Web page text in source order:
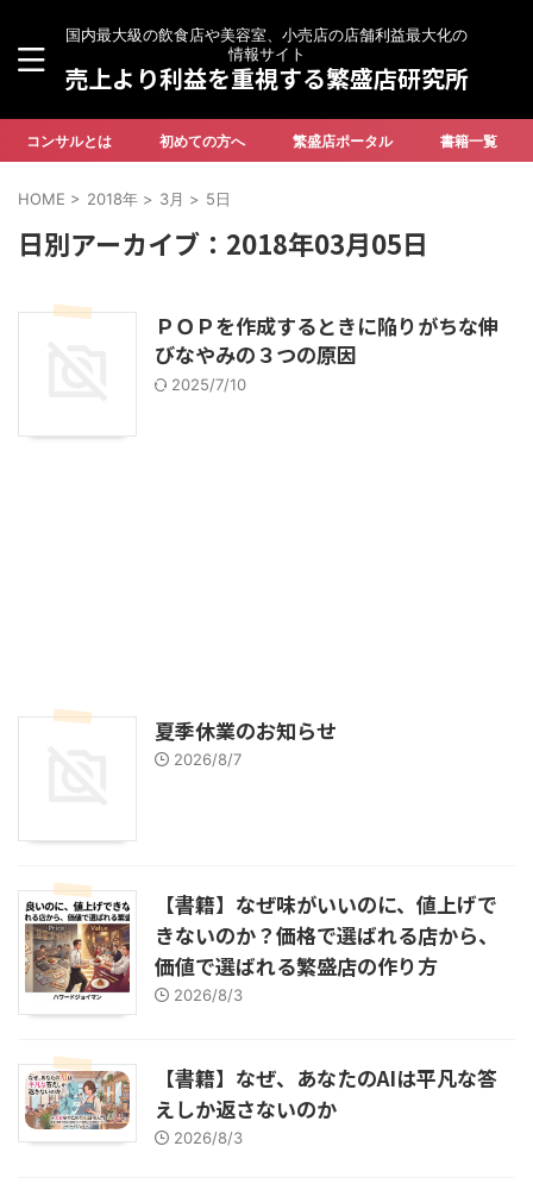
国内最大級の飲食店や美容室、小売店の店舗利益最大化の
情報サイト
売上より利益を重視する繁盛店研究所
コンサルとは 初めての方へ 繁盛店ポータル 書籍一覧
HOME > 2018年 > 3月 > 5日
日別アーカイブ：2018年03月05日
ＰＯＰを作成するときに陥りがちな伸
びなやみの３つの原因
2025/7/10
夏季休業のお知らせ
2026/8/7
【書籍】なぜ味がいいのに、値上げで
きないのか？価格で選ばれる店から、
価値で選ばれる繁盛店の作り方
2026/8/3
【書籍】なぜ、あなたのAIは平凡な答
えしか返さないのか
2026/8/3